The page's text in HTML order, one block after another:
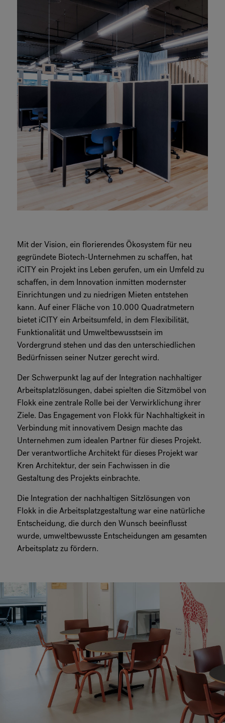
Mit der Vision, ein florierendes Ökosystem für neu
gegründete Biotech-Unternehmen zu schaffen, hat
iCITY ein Projekt ins Leben gerufen, um ein Umfeld zu
schaffen, in dem Innovation inmitten modernster
Einrichtungen und zu niedrigen Mieten entstehen
kann. Auf einer Fläche von 10.000 Quadratmetern
bietet iCITY ein Arbeitsumfeld, in dem Flexibilität,
Funktionalität und Umweltbewusstsein im
Vordergrund stehen und das den unterschiedlichen
Bedürfnissen seiner Nutzer gerecht wird.
Der Schwerpunkt lag auf der Integration nachhaltiger
Arbeitsplatzlösungen, dabei spielten die Sitzmöbel von
Flokk eine zentrale Rolle bei der Verwirklichung ihrer
Ziele. Das Engagement von Flokk für Nachhaltigkeit in
Verbindung mit innovativem Design machte das
Unternehmen zum idealen Partner für dieses Projekt.
Der verantwortliche Architekt für dieses Projekt war
Kren Architektur, der sein Fachwissen in die
Gestaltung des Projekts einbrachte.
Die Integration der nachhaltigen Sitzlösungen von
Flokk in die Arbeitsplatzgestaltung war eine natürliche
Entscheidung, die durch den Wunsch beeinflusst
wurde, umweltbewusste Entscheidungen am gesamten
Arbeitsplatz zu fördern.